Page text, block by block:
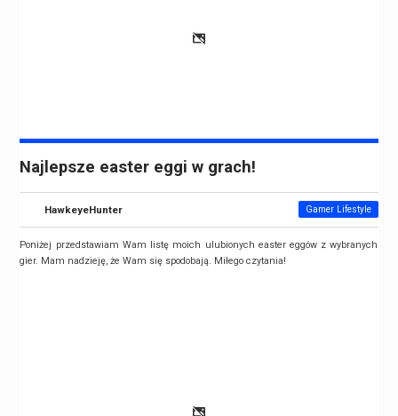
Najlepsze easter eggi w grach!
HawkeyeHunter Gamer Lifestyle
Poniżej przedstawiam Wam listę moich ulubionych easter eggów z wybranych
gier. Mam nadzieję, że Wam się spodobają. Miłego czytania!